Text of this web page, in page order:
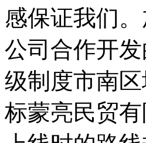
感保证我们
公司合作开
级制度市南
标蒙亮民贸